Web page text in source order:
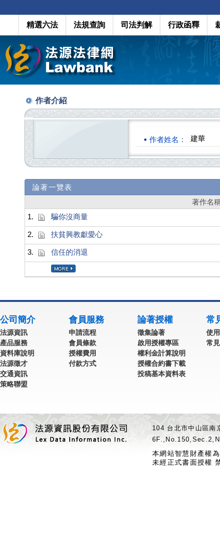
精選六法 法規查詢 司法判解 行政函釋
作者介紹
作者姓名： 建華
論著一覽表
著作名
1.
騙你沒商量
2. 扶貧興教獻愛心
3. 信任的消退
公司簡介
法源資訊
產品服務
資料庫說明
法源徵才
交通資訊
策略聯盟
會員服務
申請流程
會員條款
授權費用
付款方式
論著授權
徵集論著
啟用授權專區
權利金計算說明
授權合約書下載
投稿基本資料表
常
使
常
104 台北市中山區
本網站智慧財產權
未經正式書面授權